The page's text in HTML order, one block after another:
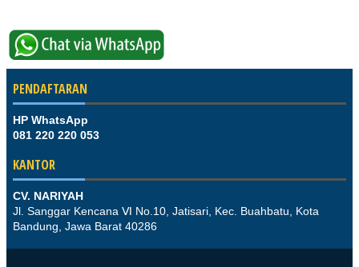
PENDAFTARAN
HP WhatsApp
081 220 220 053
KANTOR
CV. NARIYAH
Jl. Sanggar Kencana Ⅵ No.10, Jatisari, Kec. Buahbatu, Kota
Bandung, Jawa Barat 40286